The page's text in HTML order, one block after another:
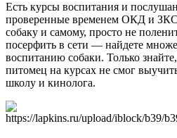
Есть курсы воспитания и
проверенные временем ОКД и
собаку и самому, просто не
посерфить в сети — найдете
воспитанию собаки. Только
питомец на курсах не смог
школу и кинолога.